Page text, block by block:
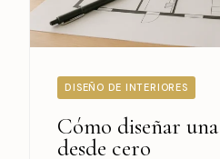
DISEÑO DE INTERIORES
Cómo diseñar
desde cero